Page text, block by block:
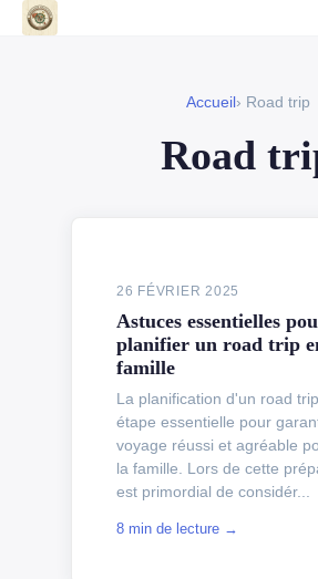
Accueil › Road trip
Road
26 FÉVRIER 2025
Astuces essentielles
planifier un road trip
famille
La planification d'un road
étape essentielle pour
voyage réussi et agréable
la famille. Lors de cette
est primordial de considér...
8 min de lecture →